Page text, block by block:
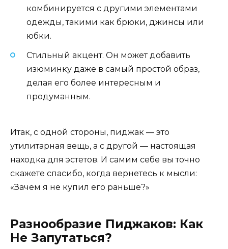
комбинируется с другими элементами
одежды, такими как брюки, джинсы или
юбки.
Стильный акцент. Он может добавить
изюминку даже в самый простой образ,
делая его более интересным и
продуманным.
Итак, с одной стороны, пиджак — это
утилитарная вещь, а с другой — настоящая
находка для эстетов. И самим себе вы точно
скажете спасибо, когда вернетесь к мысли:
«Зачем я не купил его раньше?»
Разнообразие Пиджаков: Как
Не Запутаться?